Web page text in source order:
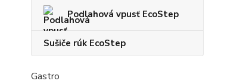
Podlahová vpusť EcoStep
Sušiče rúk EcoStep
Gastro